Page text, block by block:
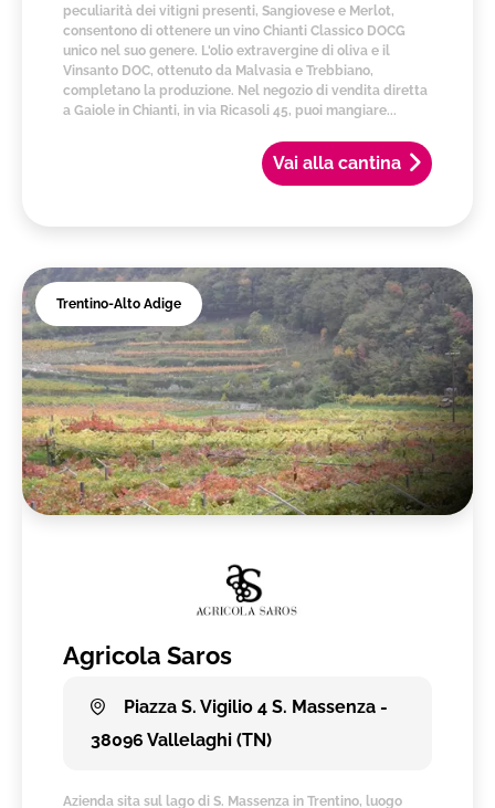
Vai alla cantina
peculiarità dei vitigni presenti, Sangiovese e Merlot,
consentono di ottenere un vino Chianti Classico DOCG
unico nel suo genere. L'olio extravergine di oliva e il
Vinsanto DOC, ottenuto da Malvasia e Trebbiano,
completano la produzione. Nel negozio di vendita diretta
a Gaiole in Chianti, in via Ricasoli 45, puoi mangiare...
Trentino-Alto Adige
Agricola Saros
Piazza S. Vigilio 4 S. Massenza -
38096 Vallelaghi (TN)
Azienda sita sul lago di S. Massenza in Trentino, luogo